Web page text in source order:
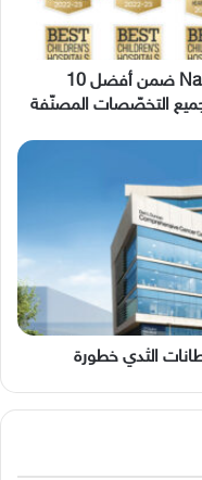
Nationwide Children’s Hospital ضمن أفضل 10
التخصّصات المصنّفة
الثدي خطورة